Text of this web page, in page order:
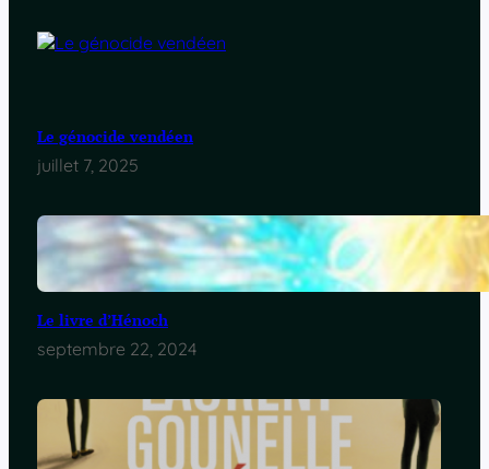
Le génocide vendéen
juillet 7, 2025
Le livre d’Hénoch
septembre 22, 2024